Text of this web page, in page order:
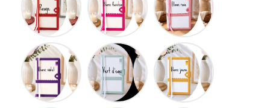
Blanc
lilas
Blanc
anis